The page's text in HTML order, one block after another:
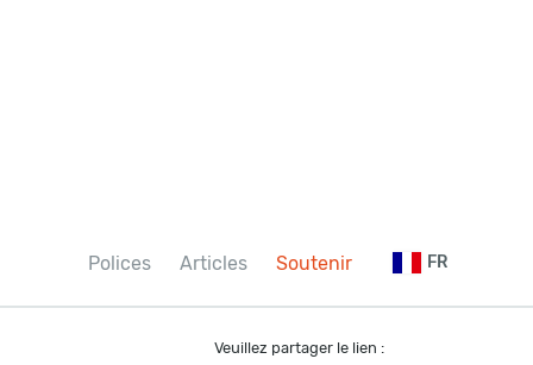
Polices Articles Soutenir FR
Veuillez partager le lien :